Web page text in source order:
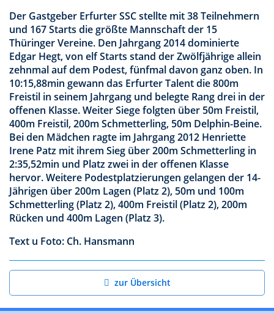
Der Gastgeber Erfurter SSC stellte mit 38 Teilnehmern
und 167 Starts die größte Mannschaft der 15
Thüringer Vereine. Den Jahrgang 2014 dominierte
Edgar Hegt, von elf Starts stand der Zwölfjährige allein
zehnmal auf dem Podest, fünfmal davon ganz oben. In
10:15,88min gewann das Erfurter Talent die 800m
Freistil in seinem Jahrgang und belegte Rang drei in der
offenen Klasse. Weiter Siege folgten über 50m Freistil,
400m Freistil, 200m Schmetterling, 50m Delphin-Beine.
Bei den Mädchen ragte im Jahrgang 2012 Henriette
Irene Patz mit ihrem Sieg über 200m Schmetterling in
2:35,52min und Platz zwei in der offenen Klasse
hervor. Weitere Podestplatzierungen gelangen der 14-
Jährigen über 200m Lagen (Platz 2), 50m und 100m
Schmetterling (Platz 2), 400m Freistil (Platz 2), 200m
Rücken und 400m Lagen (Platz 3).
Text u Foto: Ch. Hansmann
zur Übersicht